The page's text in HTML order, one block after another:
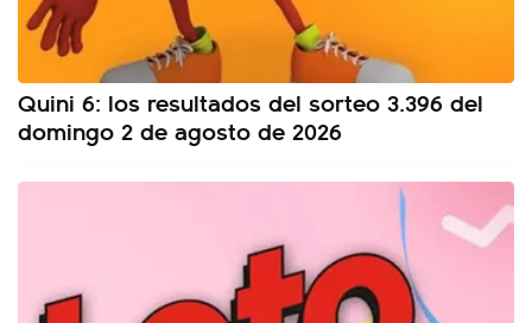
Quini 6: los resultados del sorteo 3.396 del
domingo 2 de agosto de 2026